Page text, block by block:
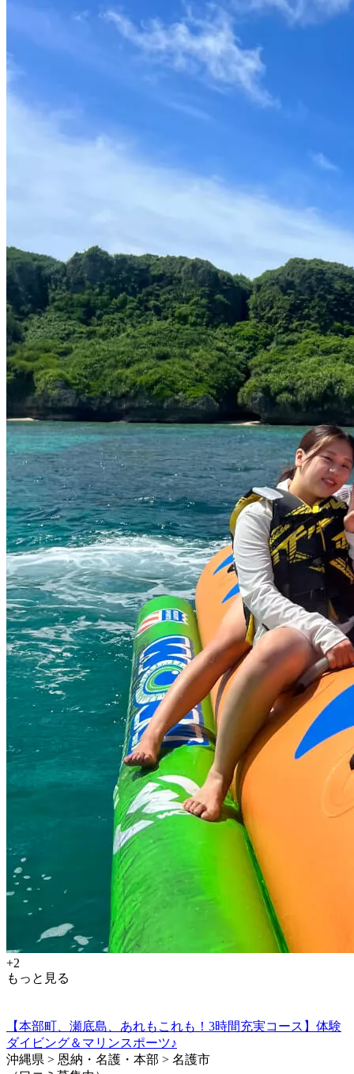
+2
もっと見る
【本部町、瀬底島、あれもこれも！3時間充実コース】体験
ダイビング＆マリンスポーツ♪
沖縄県 > 恩納・名護・本部 > 名護市